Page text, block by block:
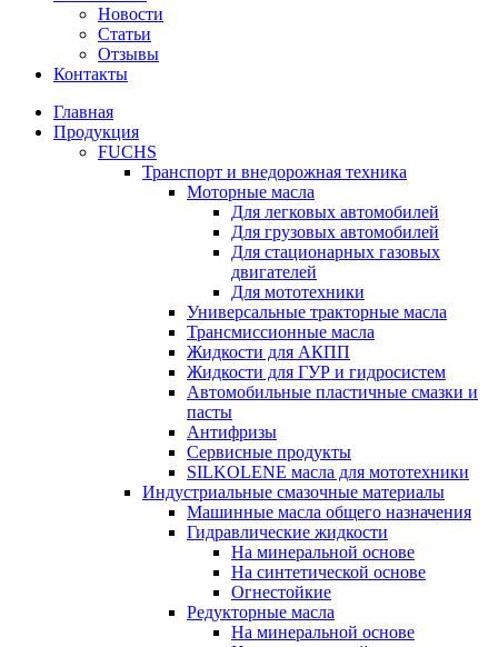
Новости
Статьи
Отзывы
Контакты
Главная
Продукция
FUCHS
Транспорт и внедорожная техника
Моторные масла
Для легковых автомобилей
Для грузовых автомобилей
Для стационарных газовых
двигателей
Для мототехники
Универсальные тракторные масла
Трансмиссионные масла
Жидкости для АКПП
Жидкости для ГУР и гидросистем
Автомобильные пластичные смазки и
пасты
Антифризы
Сервисные продукты
SILKOLENE масла для мототехники
Индустриальные смазочные материалы
Машинные масла общего назначения
Гидравлические жидкости
На минеральной основе
На синтетической основе
Огнестойкие
Редукторные масла
На минеральной основе